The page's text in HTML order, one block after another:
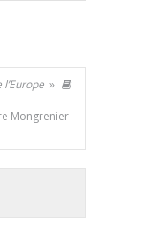
»
Mongrenier